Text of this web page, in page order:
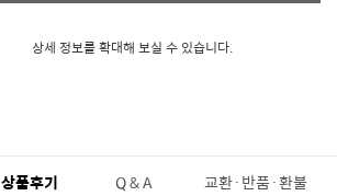
상세 정보를 확대해 보실 수 있습니다.
상품후기 Q & A 교환·반품·환불